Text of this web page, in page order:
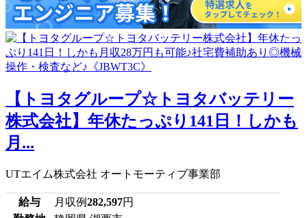
【トヨタグループ☆トヨタバッテリー
株式会社】年休たっぷり141日！しかも
月...
UTエイム株式会社 オートモーティブ事業部
給与 月収例282,597円